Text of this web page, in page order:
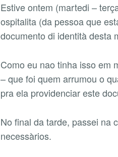
Estive ontem (martedi –
ospitalita (da pessoa que
documento di identità desta
Como eu nao tinha isso em
– que foi quem arrumou o
pra ela providenciar este
No final da tarde, passei na
necessàrios.